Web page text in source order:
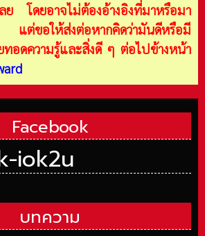
ย โดยอาจไม่ต้องอ้างอิงที่มาหรือมา
ขอให้ส่งต่อหากคิดว่ามันดีหรือมี
ทอดความรู้และสิ่งดี ๆ ต่อไปข้างหน้า
Facebook
iok2u
บทความ